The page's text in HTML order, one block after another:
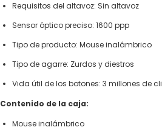
Requisitos del altavoz: Sin altavoz
Sensor óptico preciso: 1600 ppp
Tipo de producto: Mouse inalámbrico
Tipo de agarre: Zurdos y diestros
Vida útil de los botones: 3 millones de
Contenido de la caja:
Mouse inalámbrico